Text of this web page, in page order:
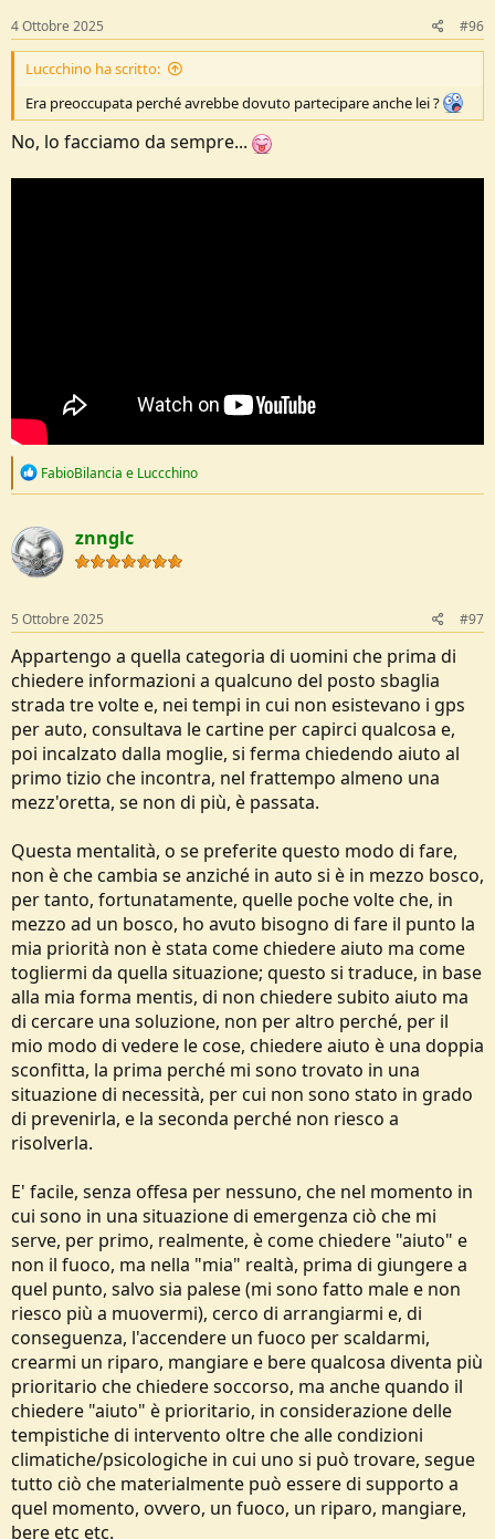
4 Ottobre 2025 #96
Luccchino ha scritto:
Era preoccupata perché avrebbe dovuto partecipare anche lei ?
No, lo facciamo da sempre...
R
c
t
i
o
s
:
FabioBilancia e Luccchino
znnglc
5 Ottobre 2025 #97
Appartengo a quella categoria di uomini che prima di
chiedere informazioni a qualcuno del posto sbaglia
strada tre volte e, nei tempi in cui non esistevano i gps
per auto, consultava le cartine per capirci qualcosa e,
poi incalzato dalla moglie, si ferma chiedendo aiuto al
primo tizio che incontra, nel frattempo almeno una
mezz'oretta, se non di più, è passata.
Questa mentalità, o se preferite questo modo di fare,
non è che cambia se anziché in auto si è in mezzo bosco,
per tanto, fortunatamente, quelle poche volte che, in
mezzo ad un bosco, ho avuto bisogno di fare il punto la
mia priorità non è stata come chiedere aiuto ma come
togliermi da quella situazione; questo si traduce, in base
alla mia forma mentis, di non chiedere subito aiuto ma
di cercare una soluzione, non per altro perché, per il
mio modo di vedere le cose, chiedere aiuto è una doppia
sconfitta, la prima perché mi sono trovato in una
situazione di necessità, per cui non sono stato in grado
di prevenirla, e la seconda perché non riesco a
risolverla.
E' facile, senza offesa per nessuno, che nel momento in
cui sono in una situazione di emergenza ciò che mi
serve, per primo, realmente, è come chiedere "aiuto" e
non il fuoco, ma nella "mia" realtà, prima di giungere a
quel punto, salvo sia palese (mi sono fatto male e non
riesco più a muovermi), cerco di arrangiarmi e, di
conseguenza, l'accendere un fuoco per scaldarmi,
crearmi un riparo, mangiare e bere qualcosa diventa più
prioritario che chiedere soccorso, ma anche quando il
chiedere "aiuto" è prioritario, in considerazione delle
tempistiche di intervento oltre che alle condizioni
climatiche/psicologiche in cui uno si può trovare, segue
tutto ciò che materialmente può essere di supporto a
quel momento, ovvero, un fuoco, un riparo, mangiare,
bere etc etc.